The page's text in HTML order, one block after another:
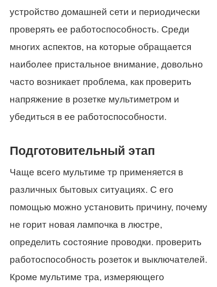
устройство домашней сети и периодически
проверять ее работоспособность. Среди
многих аспектов, на которые обращается
наиболее пристальное внимание, довольно
часто возникает проблема, как проверить
напряжение в розетке мультиметром и
убедиться в ее работоспособности.
Подготовительный этап
Чаще всего мультиме тр применяется в
различных бытовых ситуациях. С его
помощью можно установить причину, почему
не горит новая лампочка в люстре,
определить состояние проводки. проверить
работоспособность розеток и выключателей.
Кроме мультиме тра, измеряющего